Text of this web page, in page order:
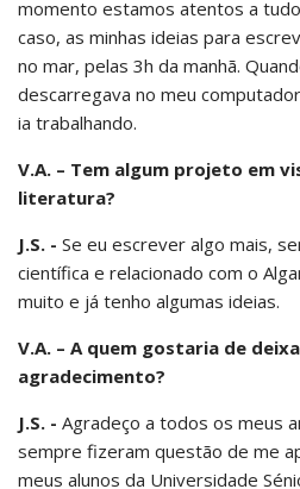
momento estamos atentos a
caso, as minhas ideias para
no mar, pelas 3h da manhã.
descarregava no meu
ia trabalhando.
V.A. – Tem algum projeto em
literatura?
J.S. - Se eu escrever algo mais,
científica e relacionado com o
muito e já tenho algumas ideias.
V.A. – A quem gostaria de
agradecimento?
J.S. - Agradeço a todos os meus
sempre fizeram questão de me
meus alunos da Universidade